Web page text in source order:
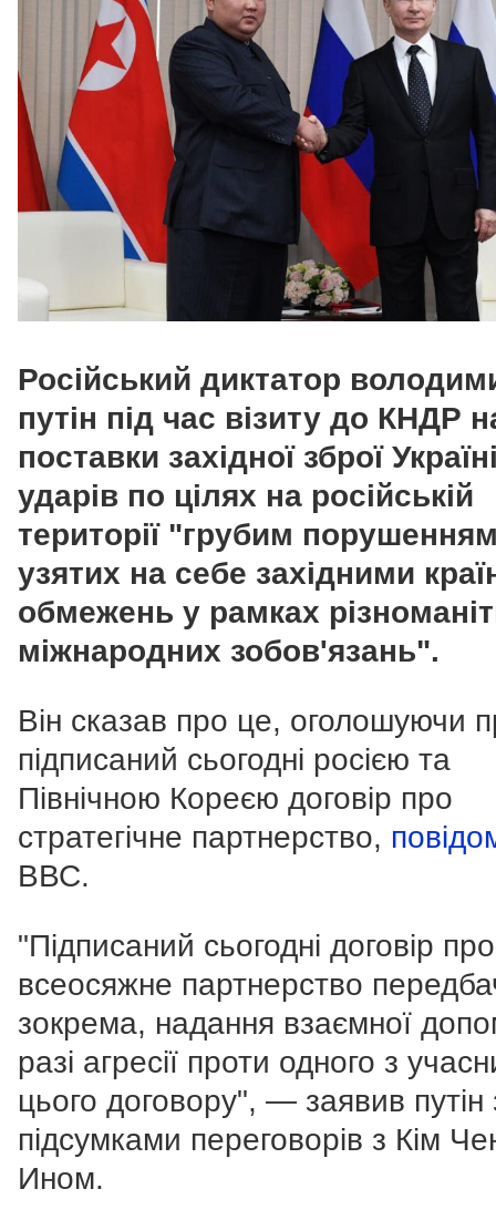
Російський диктатор
путін під час візиту до КНДР
поставки західної зброї
ударів по цілях на російській
території "грубим
узятих на себе західними
обмежень у рамках
міжнародних зобов'язань".
Він сказав про це, оголошуючи
підписаний сьогодні росією та
Північною Кореєю договір про
стратегічне партнерство,
ВВС.
"Підписаний сьогодні договір про
всеосяжне партнерство
зокрема, надання взаємної
разі агресії проти одного з
цього договору", — заявив путін
підсумками переговорів з Кім
Ином.